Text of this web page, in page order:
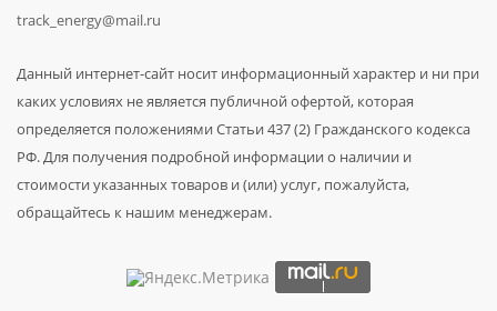
track_energy@mail.ru
Данный интернет-сайт носит информационный характер и ни при
каких условиях не является публичной офертой, которая
определяется положениями Статьи 437 (2) Гражданского кодекса
РФ. Для получения подробной информации о наличии и
стоимости указанных товаров и (или) услуг, пожалуйста,
обращайтесь к нашим менеджерам.